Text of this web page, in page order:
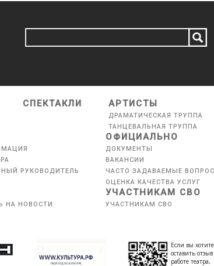
СПЕКТАКЛИ АРТИСТЫ
ДРАМАТИЧЕСКАЯ ТРУППА
ТАНЦЕВАЛЬНАЯ ТРУППА
РУКОВОДИТЕЛЬ
НА НОВОСТИ
ОФИЦИАЛЬНО
ДОКУМЕНТЫ
ВАКАНСИИ
ЧАСТО ЗАДАВАЕМЫЕ
ОЦЕНКА КАЧЕСТВА УСЛУГ
УЧАСТНИКАМ СВО
УЧАСТНИКАМ СВО
Если вы хотите
оставить отзыв
работе театра,